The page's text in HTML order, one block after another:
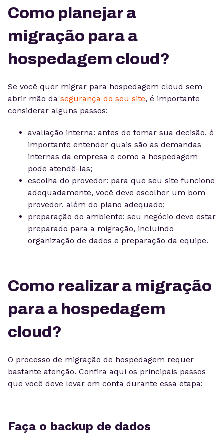
Como planejar a
migração para a
hospedagem cloud?
Se você quer migrar para hospedagem cloud sem
abrir mão da segurança do seu site, é importante
considerar alguns passos:
avaliação interna: antes de tomar sua decisão, é
importante entender quais são as demandas
internas da empresa e como a hospedagem
pode atendê-las;
escolha do provedor: para que seu site funcione
adequadamente, você deve escolher um bom
provedor, além do plano adequado;
preparação do ambiente: seu negócio deve estar
preparado para a migração, incluindo
organização de dados e preparação da equipe.
Como realizar a migração
para a hospedagem
cloud?
O processo de migração de hospedagem requer
bastante atenção. Confira aqui os principais passos
que você deve levar em conta durante essa etapa:
Faça o backup de dados